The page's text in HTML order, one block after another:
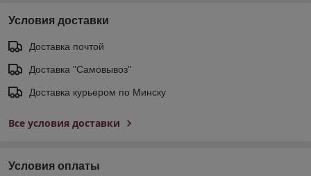
Условия доставки
Доставка почтой
Доставка "Самовывоз"
Доставка курьером по Минску
Все условия доставки
Условия оплаты